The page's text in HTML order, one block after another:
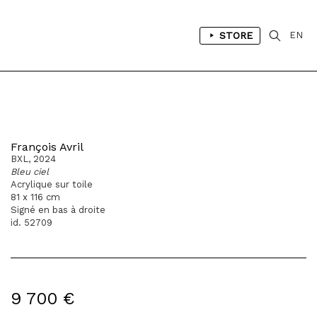
STORE EN
François Avril
BXL, 2024
Bleu ciel
Acrylique sur toile
81 x 116 cm
Signé en bas à droite
id. 52709
9 700 €